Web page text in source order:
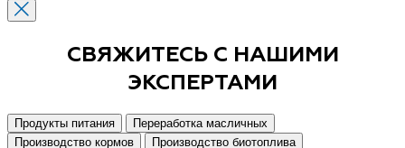
СВЯЖИТЕСЬ С НАШИМИ
ЭКСПЕРТАМИ
Продукты питания
Переработка масличных
Производство кормов
Производство биотоплива